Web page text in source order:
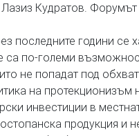
Кудратов.
последните години се
по-големи
не попадат под
на протекционизъм
инвестиции в
продукция и